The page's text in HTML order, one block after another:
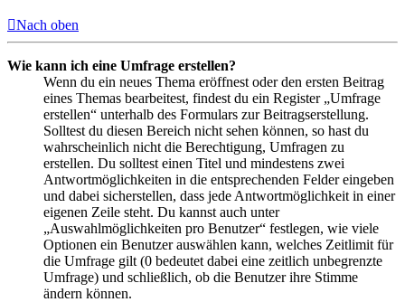
Nach oben
Wie kann ich eine Umfrage erstellen?
Wenn du ein neues Thema eröffnest oder den ersten Beitrag
eines Themas bearbeitest, findest du ein Register „Umfrage
erstellen“ unterhalb des Formulars zur Beitragserstellung.
Solltest du diesen Bereich nicht sehen können, so hast du
wahrscheinlich nicht die Berechtigung, Umfragen zu
erstellen. Du solltest einen Titel und mindestens zwei
Antwortmöglichkeiten in die entsprechenden Felder eingeben
und dabei sicherstellen, dass jede Antwortmöglichkeit in einer
eigenen Zeile steht. Du kannst auch unter
„Auswahlmöglichkeiten pro Benutzer“ festlegen, wie viele
Optionen ein Benutzer auswählen kann, welches Zeitlimit für
die Umfrage gilt (0 bedeutet dabei eine zeitlich unbegrenzte
Umfrage) und schließlich, ob die Benutzer ihre Stimme
ändern können.